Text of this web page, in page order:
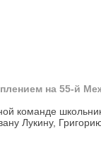
на 55-й
команде
Лукину,